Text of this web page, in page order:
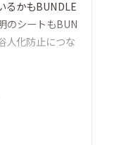
るかもBUNDLE
のシートもBUN
人化防止につな